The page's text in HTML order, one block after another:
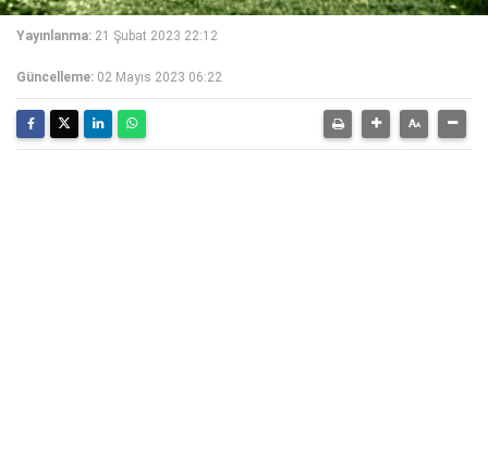
Yayınlanma: 21 Şubat 2023 22:12
Güncelleme: 02 Mayıs 2023 06:22